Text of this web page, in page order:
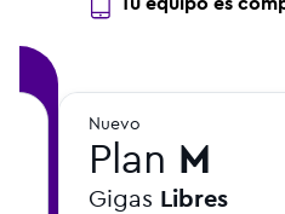
Nuevo
Plan M
Gigas Libres